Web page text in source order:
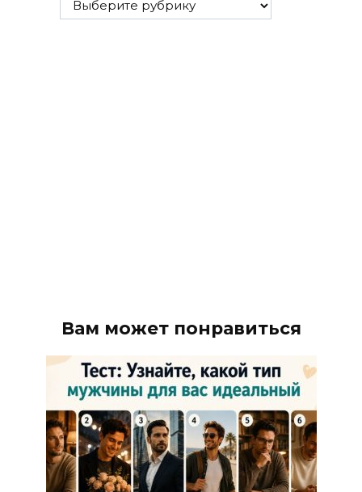
рубрики
Вам может понравиться